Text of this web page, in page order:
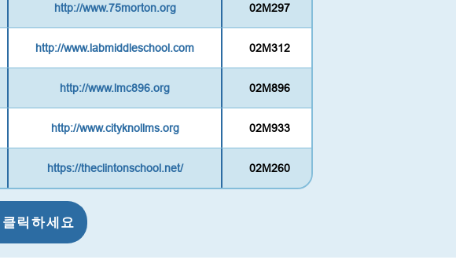
http://www.75morton.org 02M297
http://www.labmiddleschool.com 02M312
http://www.lmc896.org 02M896
http://www.cityknollms.org 02M933
https://theclintonschool.net/ 02M260
릭하세요